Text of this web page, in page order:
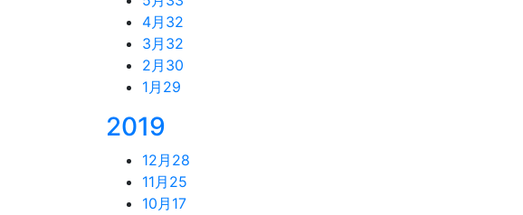
4月 32
3月 32
2月 30
1月 29
2019
12月 28
11月 25
10月 17